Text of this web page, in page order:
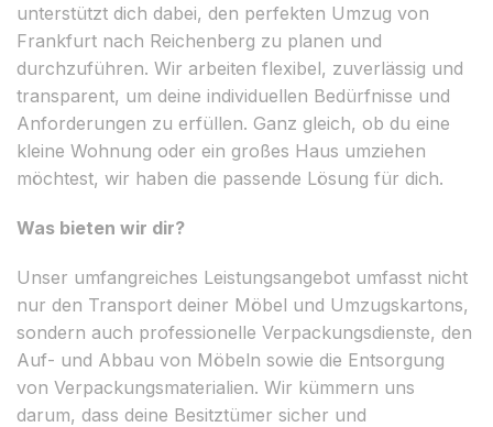
unterstützt dich dabei, den perfekten Umzug von
Frankfurt nach Reichenberg zu planen und
durchzuführen. Wir arbeiten flexibel, zuverlässig und
transparent, um deine individuellen Bedürfnisse und
Anforderungen zu erfüllen. Ganz gleich, ob du eine
kleine Wohnung oder ein großes Haus umziehen
möchtest, wir haben die passende Lösung für dich.
Was bieten wir dir?
Unser umfangreiches Leistungsangebot umfasst nicht
nur den Transport deiner Möbel und Umzugskartons,
sondern auch professionelle Verpackungsdienste, den
Auf- und Abbau von Möbeln sowie die Entsorgung
von Verpackungsmaterialien. Wir kümmern uns
darum, dass deine Besitztümer sicher und